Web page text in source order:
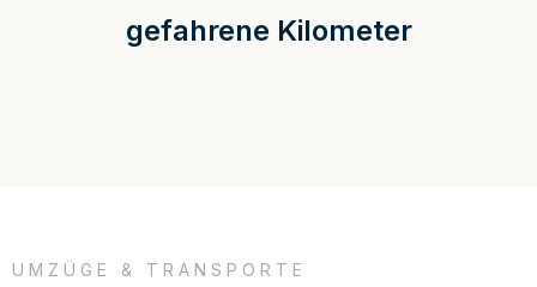
gefahrene Kilometer
UMZÜGE & TRANSPORTE